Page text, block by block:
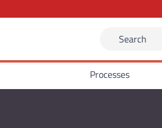
Search
Processes